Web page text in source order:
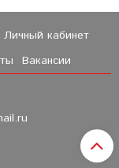
Личный кабинет
Вакансии